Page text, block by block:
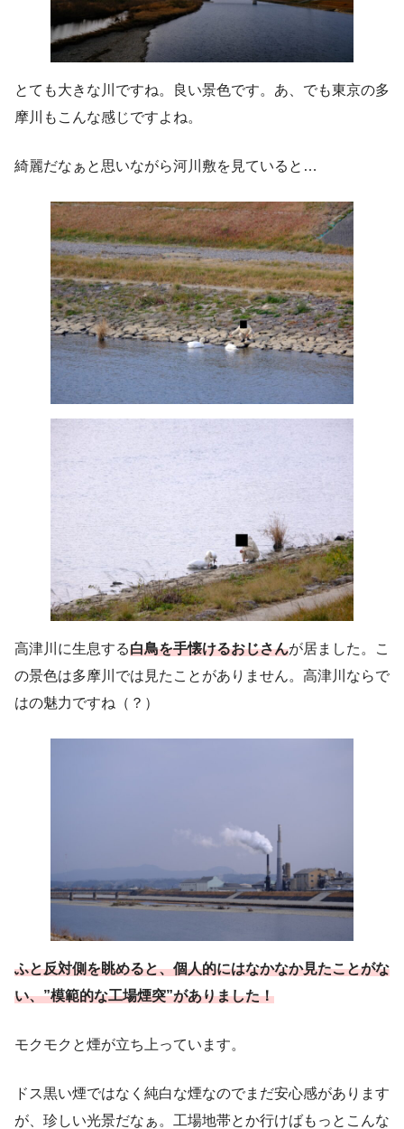
とても大きな川ですね。良い景色です。あ、でも東京の多
摩川もこんな感じですよね。
綺麗だなぁと思いながら河川敷を見ていると…
高津川に生息する白鳥を手懐けるおじさんが居ました。こ
の景色は多摩川では見たことがありません。高津川ならで
はの魅力ですね（？）
ふと反対側を眺めると、個人的にはなかなか見たことがな
い、”模範的な工場煙突”がありました！
モクモクと煙が立ち上っています。
ドス黒い煙ではなく純白な煙なのでまだ安心感があります
が、珍しい光景だなぁ。工場地帯とか行けばもっとこんな